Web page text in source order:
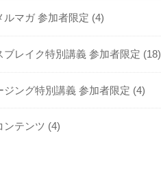
ルマガ 参加者限定 (4)
ブレイク特別講義 参加者限定 (18)
ジング特別講義 参加者限定 (4)
ンテンツ (4)